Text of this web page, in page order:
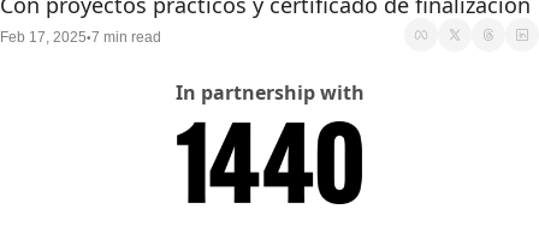
Feb 17, 2025•7 min read
In partnership with